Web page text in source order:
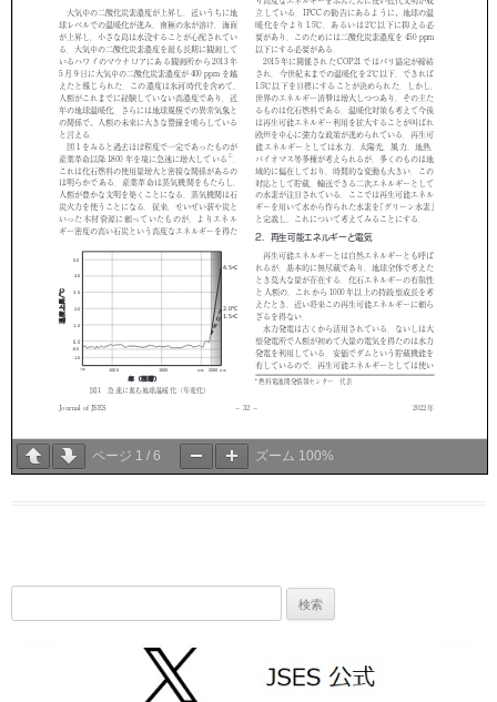
ページ 1 / 6 ズーム 100%
索: